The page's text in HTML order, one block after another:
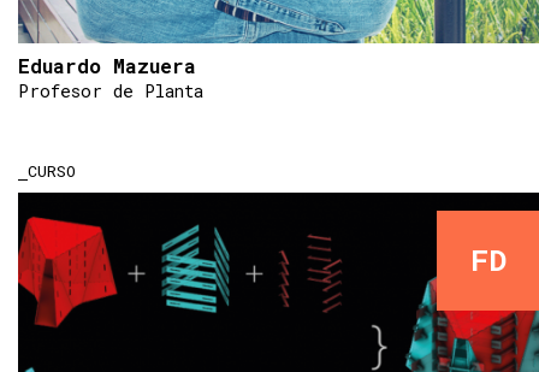
Eduardo Mazuera
Profesor de Planta
CURSO
FD